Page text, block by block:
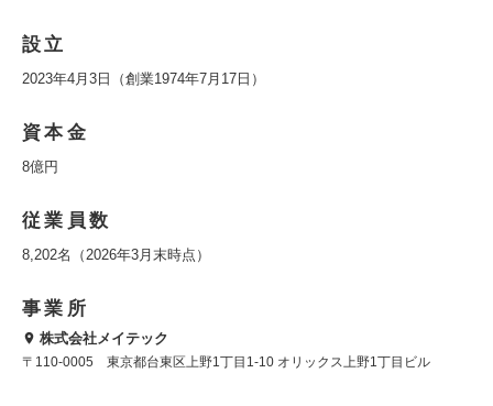
設立
2023年4月3日（創業1974年7月17日）
資本金
8億円
従業員数
8,202名（2026年3月末時点）
事業所
株式会社メイテック
〒110-0005 東京都台東区上野1丁目1-10 オリックス上野1丁目ビル